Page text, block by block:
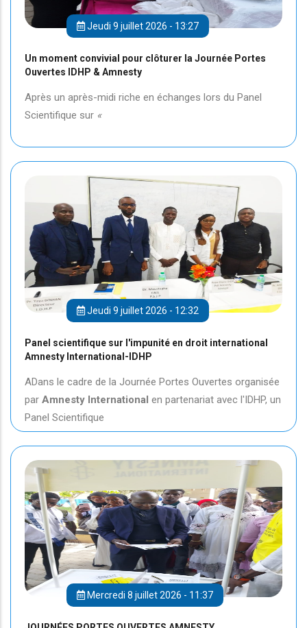
Jeudi 9 juillet 2026 - 13:27
Un moment convivial pour clôturer la Journée Portes
Ouvertes IDHP & Amnesty
Après un après-midi riche en échanges lors du Panel
Scientifique sur «
Jeudi 9 juillet 2026 - 12:32
Panel scientifique sur l'impunité en droit international
Amnesty International-IDHP
ADans le cadre de la Journée Portes Ouvertes organisée
par Amnesty International en partenariat avec l'IDHP, un
Panel Scientifique
Mercredi 8 juillet 2026 - 11:37